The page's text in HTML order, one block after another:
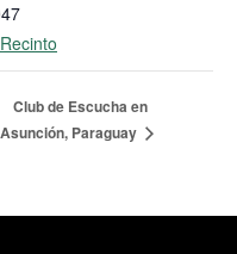
Club de Escucha en
Asunción, Paraguay